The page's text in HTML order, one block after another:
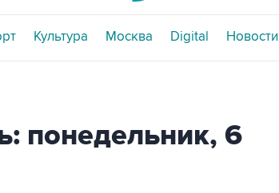
Культура Москва Digital Новости
понедельник, 6